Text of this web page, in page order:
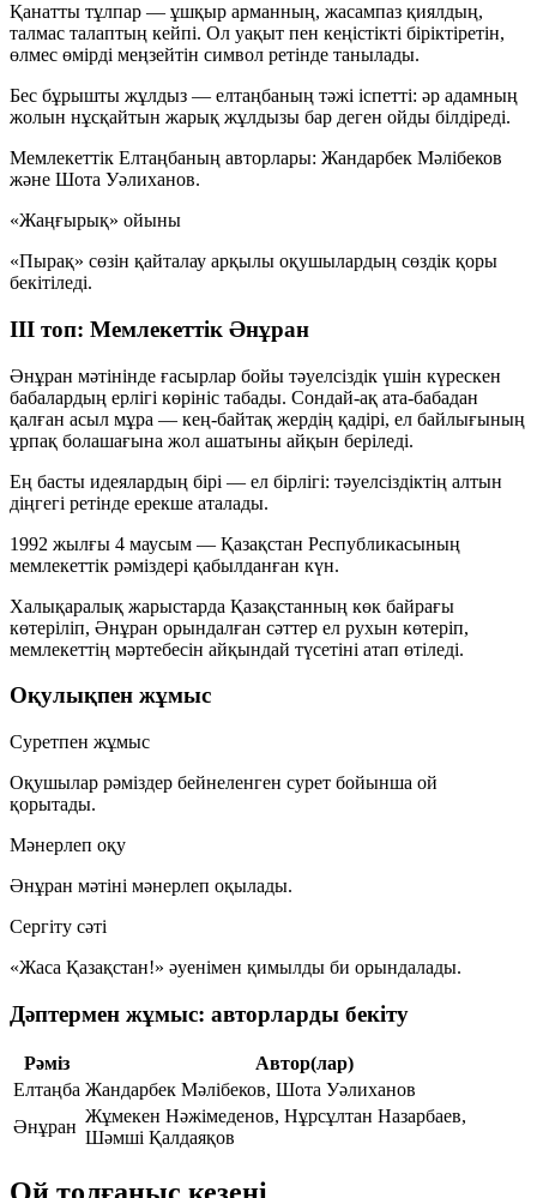
Қанатты тұлпар — ұшқыр арманның, жасампаз қиялдың,
талмас талаптың кейпі. Ол уақыт пен кеңістікті біріктіретін,
өлмес өмірді меңзейтін символ ретінде танылады.
Бес бұрышты жұлдыз — елтаңбаның тәжі іспетті: әр адамның
жолын нұсқайтын жарық жұлдызы бар деген ойды білдіреді.
Мемлекеттік Елтаңбаның авторлары: Жандарбек Мәлібеков
және Шота Уәлиханов.
«Жаңғырық» ойыны
«Пырақ» сөзін қайталау арқылы оқушылардың сөздік қоры
бекітіледі.
ІІІ топ: Мемлекеттік Әнұран
Әнұран мәтінінде ғасырлар бойы тәуелсіздік үшін күрескен
бабалардың ерлігі көрініс табады. Сондай-ақ ата-бабадан
қалған асыл мұра — кең-байтақ жердің қадірі, ел байлығының
ұрпақ болашағына жол ашатыны айқын беріледі.
Ең басты идеялардың бірі — ел бірлігі: тәуелсіздіктің алтын
діңгегі ретінде ерекше аталады.
1992 жылғы 4 маусым — Қазақстан Республикасының
мемлекеттік рәміздері қабылданған күн.
Халықаралық жарыстарда Қазақстанның көк байрағы
көтеріліп, Әнұран орындалған сәттер ел рухын көтеріп,
мемлекеттің мәртебесін айқындай түсетіні атап өтіледі.
Оқулықпен жұмыс
Суретпен жұмыс
Оқушылар рәміздер бейнеленген сурет бойынша ой
қорытады.
Мәнерлеп оқу
Әнұран мәтіні мәнерлеп оқылады.
Сергіту сәті
«Жаса Қазақстан!» әуенімен қимылды би орындалады.
Дәптермен жұмыс: авторларды бекіту
Рәміз
Автор(лар)
Елтаңба Жандарбек Мәлібеков, Шота Уәлиханов
Әнұран
Жұмекен Нәжімеденов, Нұрсұлтан Назарбаев,
Шәмші Қалдаяқов